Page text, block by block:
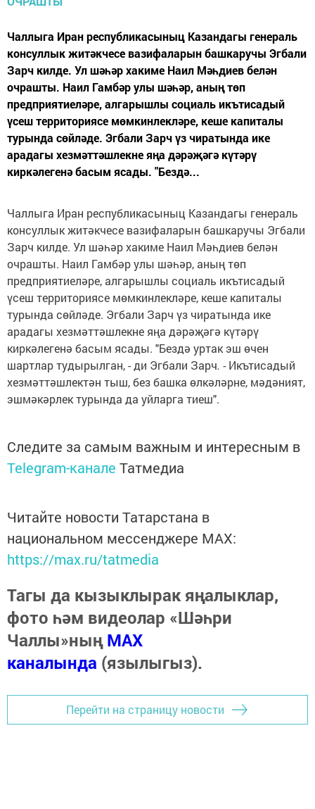
Чаллыга Иран республикасыныц Казандагы генераль
консуллык житәкчесе вазифаларын башкаручы Эгбали
Зарч килде. Ул шәһәр хакиме Наил Мәһдиев белән
очрашты. Наил Гамбәр улы шәһәр, аның төп
предприятиеләре, алгарышлы социаль икътисадый
үсеш территориясе мөмкинлекләре, кеше капиталы
турында сөйләде. Эгбали Зарч үз чиратында ике
арадагы хезмәттәшлекне яңа дәрәҗәгә күтәрү
киркәлегенә басым ясады. "Бездә...
Чаллыга Иран республикасыныц Казандагы генераль
консуллык житәкчесе вазифаларын башкаручы Эгбали
Зарч килде. Ул шәһәр хакиме Наил Мәһдиев белән
очрашты. Наил Гамбәр улы шәһәр, аның төп
предприятиеләре, алгарышлы социаль икътисадый
үсеш территориясе мөмкинлекләре, кеше капиталы
турында сөйләде. Эгбали Зарч үз чиратында ике
арадагы хезмәттәшлекне яңа дәрәҗәгә күтәрү
киркәлегенә басым ясады. "Бездә уртак эш өчен
шартлар тудырылган, - ди Эгбали Зарч. -Икътисадый
хезмәттәшлектән тыш, без башка өлкәләрне, мәдәният,
эшмәкәрлек турында да уйларга тиеш".
Следите за самым важным и интересным в
Telegram-канале Татмедиа
Читайте новости Татарстана в
национальном мессенджере MАХ:
https://max.ru/tatmedia
Тагы да кызыклырак яңалыклар,
фото һәм видеолар «Шәһри
Чаллы»ныңMAX
каналында (язылыгыз).
Перейти на страницу новости